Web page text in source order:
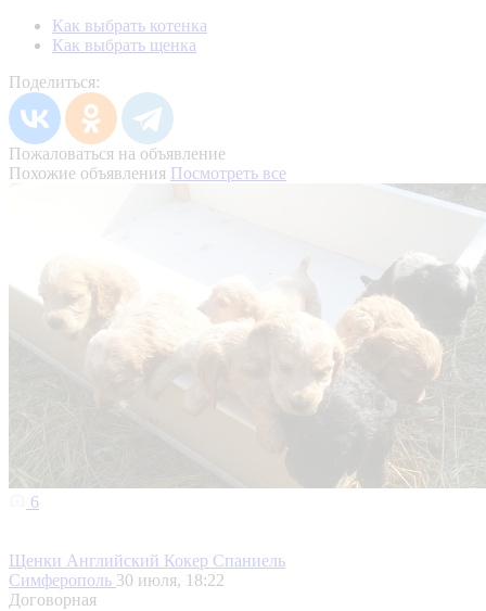
Как выбрать котенка
Как выбрать щенка
Поделиться:
Пожаловаться на объявление
Похожие объявления Посмотреть все
6
Щенки Английский Кокер Спаниель
Симферополь 30 июля, 18:22
Договорная